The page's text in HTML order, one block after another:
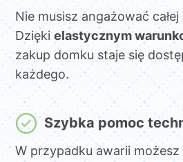
Nie musisz angażować
Dziękielastycznym
zakup domku staje się
każdego.
Szybka pomoc
W przypadku awarii możesz